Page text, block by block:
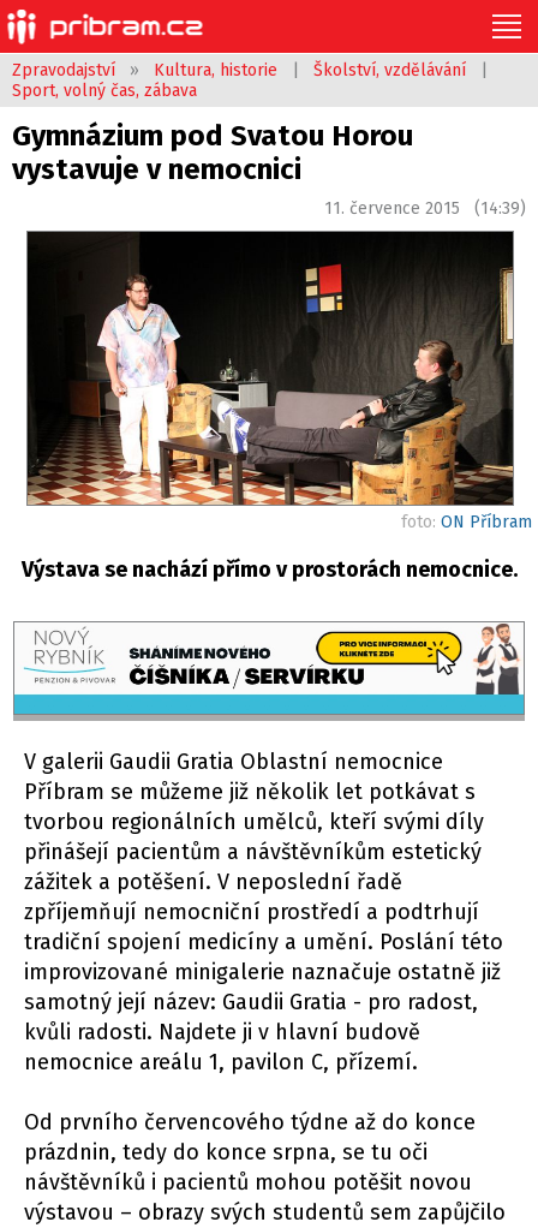
Zpravodajství » Kultura, historie Školství, vzdělávání
Sport, volný čas, zábava
Gymnázium pod Svatou Horou
vystavuje v nemocnici
11. července 2015 (14:39)
foto: ON Příbram
Výstava se nachází přímo v prostorách nemocnice.
V galerii Gaudii Gratia Oblastní nemocnice
Příbram se můžeme již několik let potkávat s
tvorbou regionálních umělců, kteří svými díly
přinášejí pacientům a návštěvníkům estetický
zážitek a potěšení. V neposlední řadě
zpříjemňují nemocniční prostředí a podtrhují
tradiční spojení medicíny a umění. Poslání této
improvizované minigalerie naznačuje ostatně již
samotný její název: Gaudii Gratia - pro radost,
kvůli radosti. Najdete ji v hlavní budově
nemocnice areálu 1, pavilon C, přízemí.
Od prvního červencového týdne až do konce
prázdnin, tedy do konce srpna, se tu oči
návštěvníků i pacientů mohou potěšit novou
výstavou – obrazy svých studentů sem zapůjčilo